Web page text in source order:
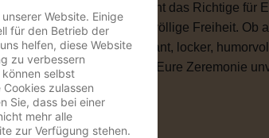
kirchliche Trauung nicht das Richtige für
was Ihr Euch wünscht: völlige Freiheit. Ob
modern, elegant, locker,
kleinen Momenten, die Eure Zeremonie
Website. Einige
für den Betrieb der
helfen, diese Website
zu verbessern
selbst
zulassen
Sie, dass bei einer
mehr alle
zur Verfügung stehen.